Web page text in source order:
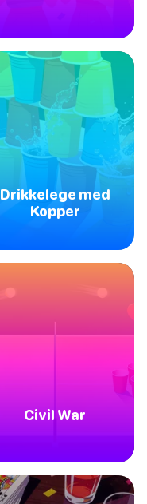
Drikkelege med
Kopper
Civil War